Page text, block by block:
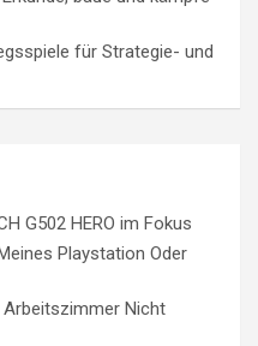
für Strategie- und
G502 HERO im Fokus
Playstation Oder
Nicht